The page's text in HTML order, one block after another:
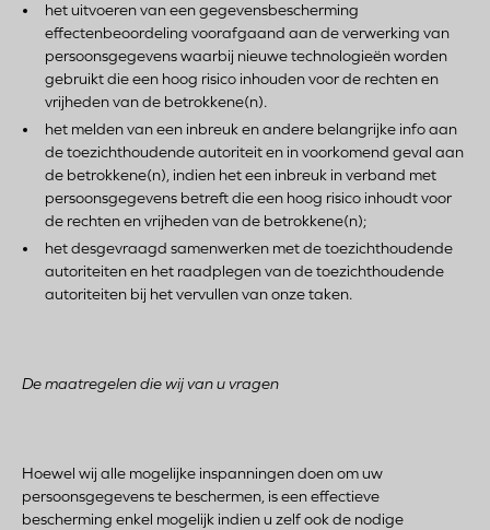
het uitvoeren van een gegevensbescherming
effectenbeoordeling voorafgaand aan de verwerking van
persoonsgegevens waarbij nieuwe technologieën worden
gebruikt die een hoog risico inhouden voor de rechten en
vrijheden van de betrokkene(n).
het melden van een inbreuk en andere belangrijke info aan
de toezichthoudende autoriteit en in voorkomend geval aan
de betrokkene(n), indien het een inbreuk in verband met
persoonsgegevens betreft die een hoog risico inhoudt voor
de rechten en vrijheden van de betrokkene(n);
het desgevraagd samenwerken met de toezichthoudende
autoriteiten en het raadplegen van de toezichthoudende
autoriteiten bij het vervullen van onze taken.
De maatregelen diewij vanu vragen
Hoewel wij alle mogelijke inspanningen doen om uw
persoonsgegevens te beschermen, is een effectieve
bescherming enkel mogelijk indien u zelf ook de nodige